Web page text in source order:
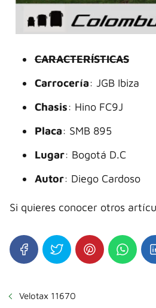
CARACTERÍSTICAS
Carrocería: JGB Ibiza
Chasis: Hino FC9J
Placa: SMB 895
Lugar: Bogotá D.C
Autor: Diego Cardoso
Si quieres conocer otros
Velotax 11670